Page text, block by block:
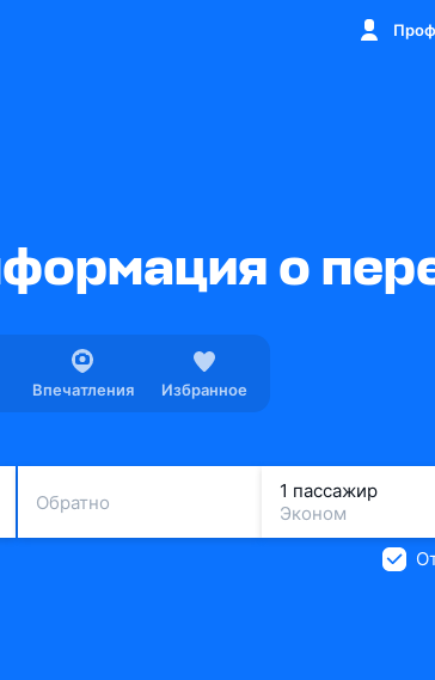
о
Впечатления Избранное
Обратно
1 пассажир
Эконом